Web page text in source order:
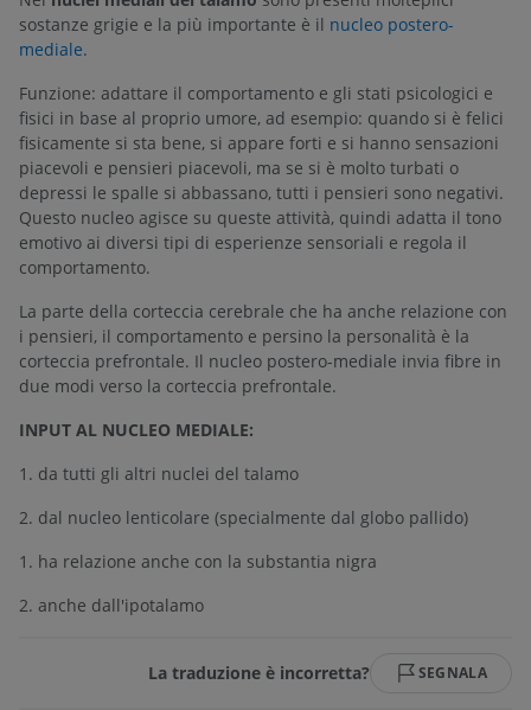
sostanze grigie e la più importante è il nucleo postero-
mediale.
Funzione: adattare il comportamento e gli stati psicologici e
fisici in base al proprio umore, ad esempio: quando si è felici
fisicamente si sta bene, si appare forti e si hanno sensazioni
piacevoli e pensieri piacevoli, ma se si è molto turbati o
depressi le spalle si abbassano, tutti i pensieri sono negativi.
Questo nucleo agisce su queste attività, quindi adatta il tono
emotivo ai diversi tipi di esperienze sensoriali e regola il
comportamento.
La parte della corteccia cerebrale che ha anche relazione con
i pensieri, il comportamento e persino la personalità è la
corteccia prefrontale. Il nucleo postero-mediale invia fibre in
due modi verso la corteccia prefrontale.
INPUT AL NUCLEO MEDIALE:
1. da tutti gli altri nuclei del talamo
2. dal nucleo lenticolare (specialmente dal globo pallido)
1. ha relazione anche con la substantia nigra
2. anche dall'ipotalamo
La traduzione è incorretta? SEGNALA